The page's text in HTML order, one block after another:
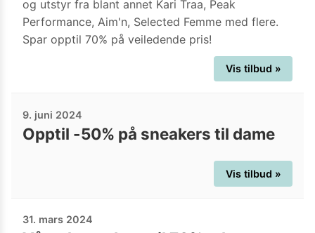
og utstyr fra blant annet Kari Traa, Peak
Performance, Aim'n, Selected Femme med flere.
Spar opptil 70% på veiledende pris!
Vis tilbud »
9. juni 2024
Opptil -50% på sneakers til dame
Vis tilbud »
31. mars 2024